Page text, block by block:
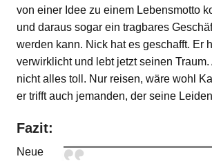
von einer Idee zu einem Lebensmotto
und daraus sogar ein tragbares
werden kann. Nick hat es geschafft. Er
verwirklicht und lebt jetzt seinen
nicht alles toll. Nur reisen, wäre wohl
er trifft auch jemanden, der seine
Fazit:
Neue